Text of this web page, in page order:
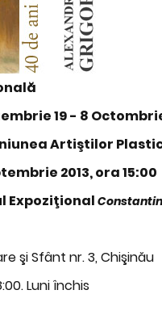
19 - 8
Artiştilor
2013, ora 15:00
Expoziţional
şi Sfânt nr. 3, Chişinău
Luni închis